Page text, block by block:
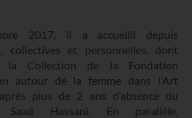
2017, il a accueilli depuis
collectives et personnelles, dont
la Collection de la Fondation
autour de la femme dans l’Art
plus de 2 ans d’absence du
Saad Hassani. En parallèle,